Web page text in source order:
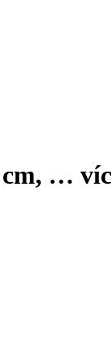
, …